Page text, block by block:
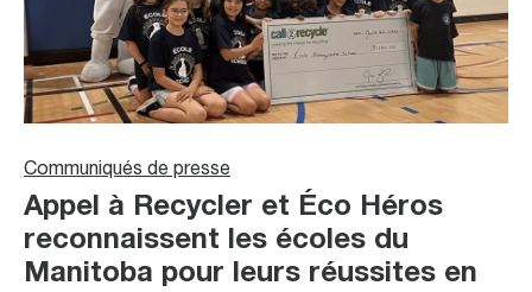
Communiqués de presse
Appel à Recycler et Éco Héros
reconnaissent les écoles du
Manitoba pour leurs réussites en